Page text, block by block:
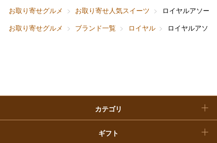
お取り寄せグルメ
お取り寄せ人気スイーツ
ロイヤルアソー
お取り寄せグルメ
ブランド一覧 ロイヤル ロイヤルアソ
カテゴリ
ベビー＆キッズ
ギフト
お香典返し
快気祝い
敬老の日
福袋